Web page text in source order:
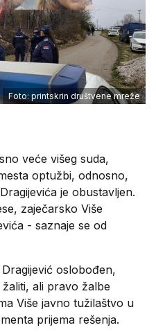
Foto: printskrin društvene mreže
veće višeg suda,
optužbi, odnosno,
je obustavljen.
zaječarsko Više
- saznaje se od
oslobođen,
ali pravo žalbe
Više javno tužilaštvo u
prijema rešenja.